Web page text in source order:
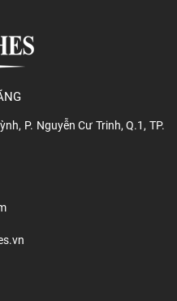
P. Nguyễn Cư Trinh, Q.1, TP.